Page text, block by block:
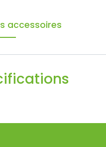
accessoires